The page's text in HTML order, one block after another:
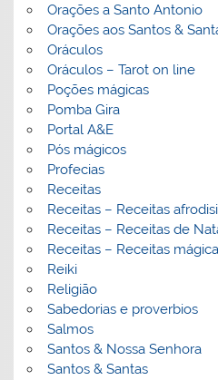
Orações a Santo Antonio
Orações aos Santos &
Oráculos
Oráculos – Tarot on line
Poções mágicas
Pomba Gira
Portal A&E
Pós mágicos
Profecias
Receitas
Receitas – Receitas
Receitas – Receitas de
Receitas – Receitas
Reiki
Religião
Sabedorias e proverbios
Salmos
Santos & Nossa Senhora
Santos & Santas